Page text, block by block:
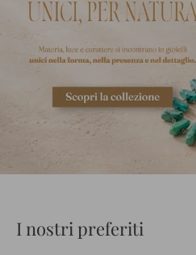
I nostri preferiti